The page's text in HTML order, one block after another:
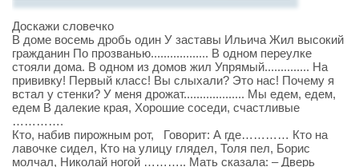
Доскажи словечко
В доме восемь дробь один У заставы Ильича Жил высокий
гражданин По прозванью.................. В одном переулке
стояли дома. В одном из домов жил Упрямый.............. На
прививку! Первый класс! Вы слыхали? Это нас! Почему я
встал у стенки? У меня дрожат................... Мы едем, едем,
едем В далекие края, Хорошие соседи, счастливые
………….
Кто, набив пирожным рот, Говорит: А где………… Кто на
лавочке сидел, Кто на улицу глядел, Толя пел, Борис
молчал, Николай ногой ……….. Мать сказала: – Дверь